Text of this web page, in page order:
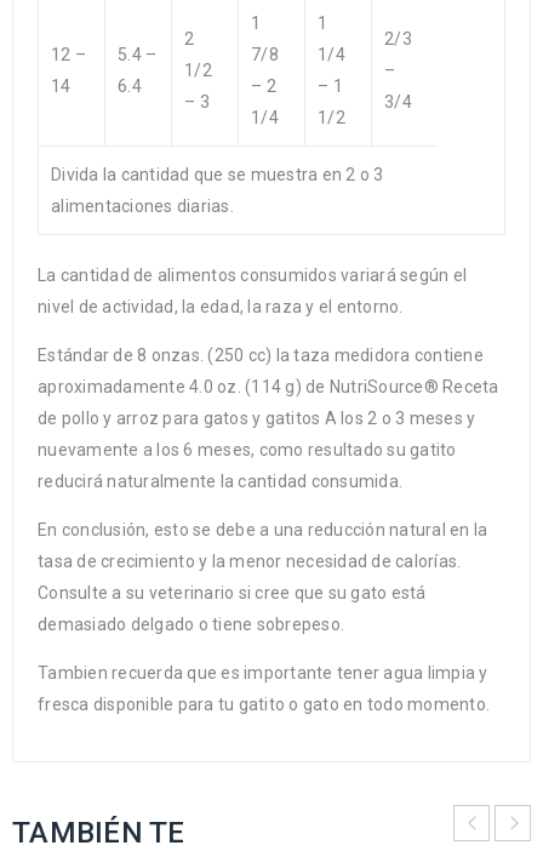
12 –
14
5.4 –
6.4
2
1/2
– 3
1
7/8
– 2
1/4
1
1/4
– 1
1/2
2/3
–
3/4
Divida la cantidad que se muestra en 2 o 3
alimentaciones diarias.
La cantidad de alimentos consumidos variará según el
nivel de actividad, la edad, la raza y el entorno.
Estándar de 8 onzas. (250 cc) la taza medidora contiene
aproximadamente 4.0 oz. (114 g) de NutriSource® Receta
de pollo y arroz para gatos y gatitos A los 2 o 3 meses y
nuevamente a los 6 meses, como resultado su gatito
reducirá naturalmente la cantidad consumida.
En conclusión, esto se debe a una reducción natural en la
tasa de crecimiento y la menor necesidad de calorías.
Consulte a su veterinario si cree que su gato está
demasiado delgado o tiene sobrepeso.
Tambien recuerda que es importante tener agua limpia y
fresca disponible para tu gatito o gato en todo momento.
TAMBIÉN TE